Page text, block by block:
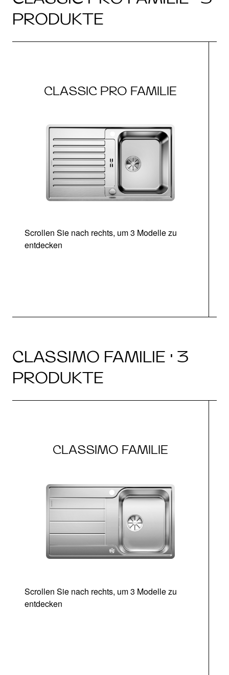
PRODUKTE
CLASSIC PRO FAMILIE
Scrollen Sie nach rechts, um 3 Modelle zu
entdecken
CLASSIMO FAMILIE · 3
PRODUKTE
CLASSIMO FAMILIE
Scrollen Sie nach rechts, um 3 Modelle zu
entdecken